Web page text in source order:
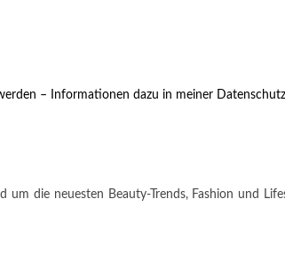
– Informationen dazu in meiner
die neuesten Beauty-Trends, Fashion und